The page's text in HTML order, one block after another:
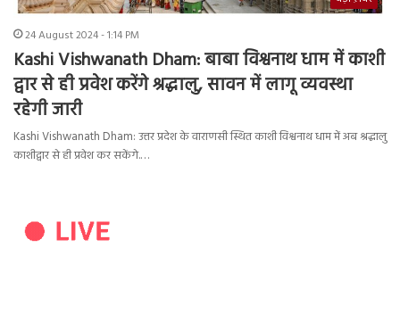
24 August 2024 - 1:14 PM
Kashi Vishwanath Dham: बाबा विश्वनाथ धाम में काशी
द्वार से ही प्रवेश करेंगे श्रद्धालु, सावन में लागू व्यवस्था
रहेगी जारी
Kashi Vishwanath Dham: उत्तर प्रदेश के वाराणसी स्थित काशी विश्वनाथ धाम में अब श्रद्धालु
काशीद्वार से ही प्रवेश कर सकेंगे.…